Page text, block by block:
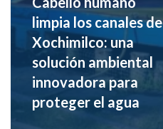
limpia los canales de
Xochimilco: una
solución ambiental
innovadora para
proteger el agua